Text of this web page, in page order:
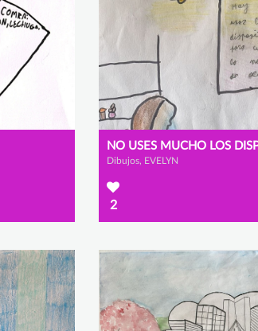
Dibujos, EVELYN
2